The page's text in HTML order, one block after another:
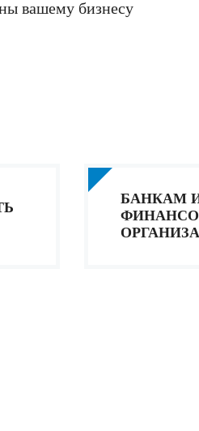
вашему бизнесу
БАНКАМ